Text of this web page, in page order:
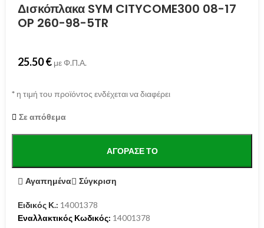
Δισκόπλακα SYM CITYCOME300 08-17
OP 260-98-5TR
25.50€ με Φ.Π.Α.
*η τιμή του προϊόντος ενδέχεται να διαφέρει
Σε απόθεμα
ΑΓΌΡΑΣΕ ΤΟ
Αγαπημένα Σύγκριση
Ειδικός Κ.: 14001378
Εναλλακτικός Κωδικός: 14001378